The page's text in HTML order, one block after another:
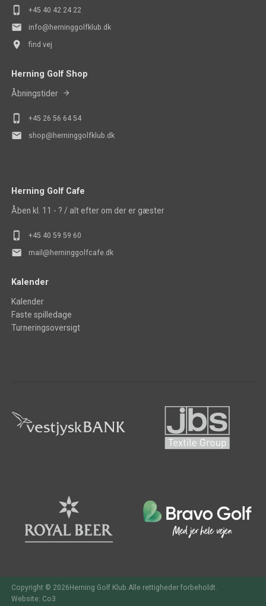
phone_iphone +45 40 42 24 22
mail info@herninggolfklub.dk
place find vej
Herning Golf Shop
Åbningstider
phone_iphone +45 26 56 64 54
mail shop@herninggolfklub.dk
Herning Golf Cafe
Åben kl. 11 - ? / alt efter om der er gæster
phone_iphone +45 40 59 59 60
mail mail@herninggolfcafe.dk
Kalender
Kalender
Faste spilledage
Turneringsoversigt
Copyright © 2026Herning Golf Klub.Alle rettigheder forbeholdt.
Website: Co3